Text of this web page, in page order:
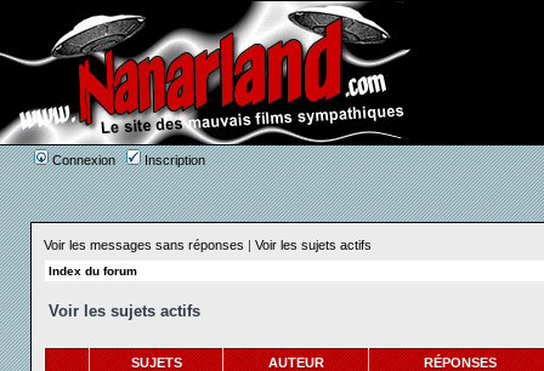
Connexion Inscription
Voir les messages sans réponses | Voir les sujets actifs
Index du forum
Voir les sujets actifs
SUJETS AUTEUR RÉPONSES